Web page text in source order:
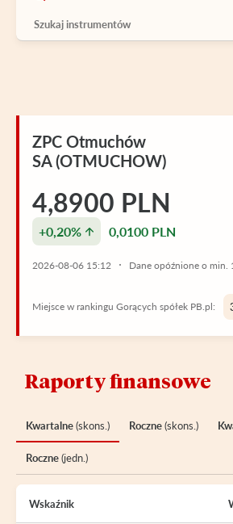
ZPC Otmuchów
SA (OTMUCHOW)
4,8900 PLN
+0,20% 0,0100 PLN
2026-08-06 15:12 Dane opóźnione o min.
Miejsce w rankingu Gorących spółek PB.pl:
Raporty finansowe
Kwartalne(skons.) Roczne(skons.)
Roczne(jedn.)
Wskaźnik